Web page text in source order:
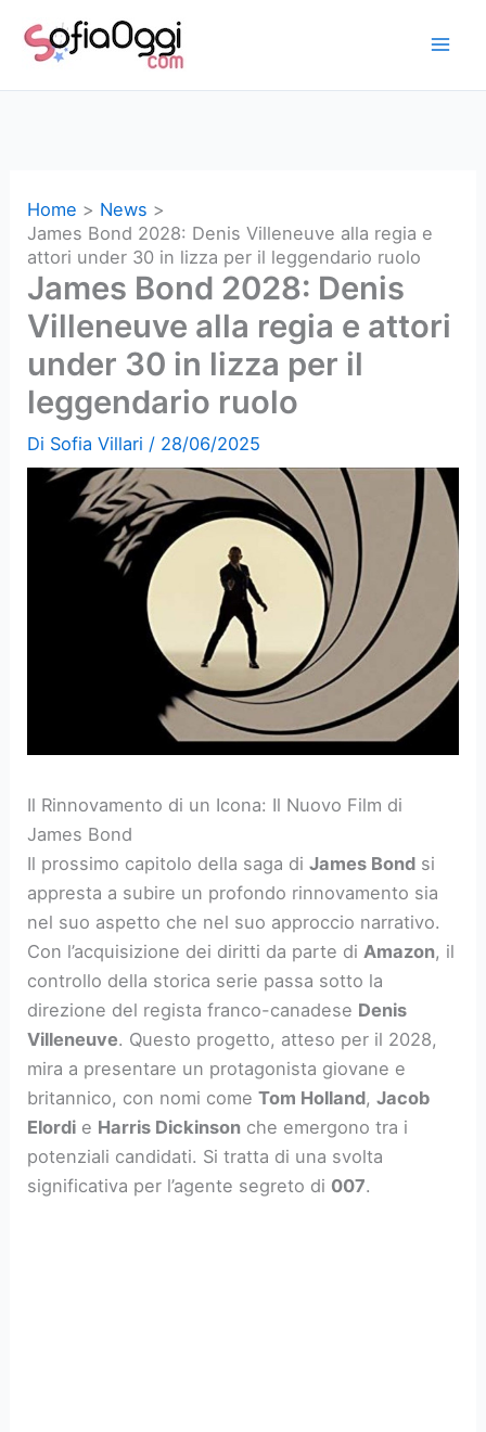
Home
News
James Bond 2028: Denis Villeneuve alla regia e
attori under 30 in lizza per il leggendario ruolo
James Bond 2028: Denis
Villeneuve alla regia e attori
under 30 in lizza per il
leggendario ruolo
Di Sofia Villari / 28/06/2025
Il Rinnovamento di un Icona: Il Nuovo Film di
James Bond
Il prossimo capitolo della saga diJames Bond si
appresta a subire un profondo rinnovamento sia
nel suo aspetto che nel suo approccio narrativo.
Con l’acquisizione dei diritti da parte di Amazon, il
controllo della storica serie passa sotto la
direzione del regista franco-canadese Denis
Villeneuve. Questo progetto, atteso per il 2028,
mira a presentare un protagonista giovane e
britannico, con nomi comeTom Holland,Jacob
Elordi e Harris Dickinson che emergono tra i
potenziali candidati. Si tratta di una svolta
significativa per l’agente segreto di 007.